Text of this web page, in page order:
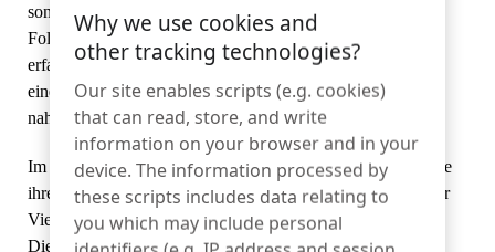
Fixture Builders
Bankwesen
sondern schafft auch ein positives Umfeld, das zu
Folgegeschäften und Markentreue führt. In diesem Blog
erfahren Sie, wie Sie ein sicheres Einzelhandelsdisplay mit
einem Produkt erstellen, das Sicherheit und Kundenerlebnis
nahtlos miteinander verbindet - InVue's Zips
Im Jahr 2022 gaben über 45 % der Einzelhändler an, dass sie
ihre Budgets für die Verlustprävention erhöhen, was zu einer
Vielzahl von Sicherheitslösungen und
Diebstahlschutzvorrichtungen führt. Von traditionellen
Why we use cookies and
other tracking technologies?
Our site enables scripts (e.g. cookies)
that can read, store, and write
information on your browser and in your
device. The information processed by
these scripts includes data relating to
you which may include personal